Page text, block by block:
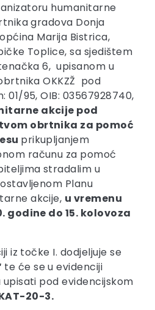
humanitarne
gradova Donja
Marija Bistrica,
Toplice, sa sjedištem
6, upisanom u
OKKZŽ pod
95, OIB: 03567928740,
akcije pod
obrtnika za pomoć
prikupljanjem
računu za pomoć
stradalim u
Planu
akcije, u vremenu
godine do 15. kolovoza
iz točke I. dodjeljuje se
te će se u evidenciji
pod evidencijskom
20-3.